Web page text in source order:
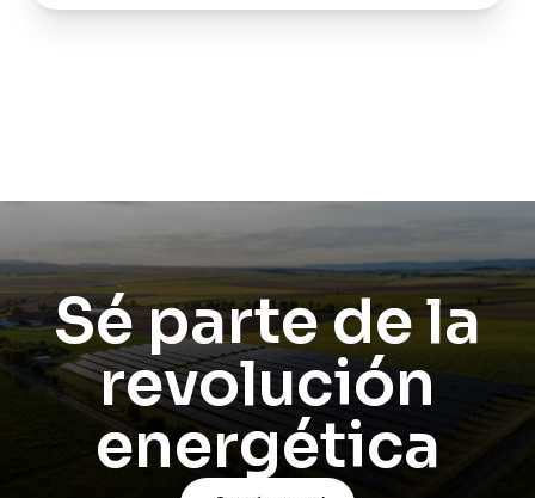
Sé parte de la
revolución
energética